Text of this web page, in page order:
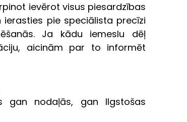
ievērot visus piesardzības
pie speciālista precīzi
Ja kādu iemeslu dēļ
aicinām par to informēt
gan nodaļās, gan Ilgstošas